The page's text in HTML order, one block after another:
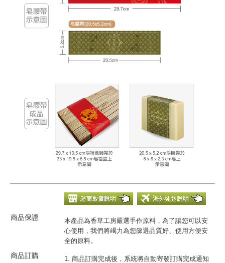
商品保證
本產品為香草工房嚴選手作原料，為了讓您可以安
心使用，我們將竭力為您篩選品質好、使用方便安
全的原料。
商品訂購
1. 商品訂購完成後，系統將自動寄發訂購完成通知